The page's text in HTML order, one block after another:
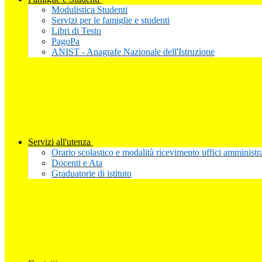
Modulistica Studenti
Servizi per le famiglie e studenti
Libri di Testo
PagoPa
ANIST - Anagrafe Nazionale dell'Istruzione
Servizi all'utenza
Orario scolastico e modalità ricevimento uffici
Docenti e Ata
Graduatorie di istituto